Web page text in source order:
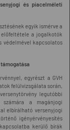
és piacelméleti
egyik ismérve a
előfeltétele a jogalkotók
védelmével kapcsolatos
egyrészt a GVH
felülvizsgálata során,
legutóbbi
a magánjogi
elbírálható versenyjogi
igényérvényesítés
kerülő bírák